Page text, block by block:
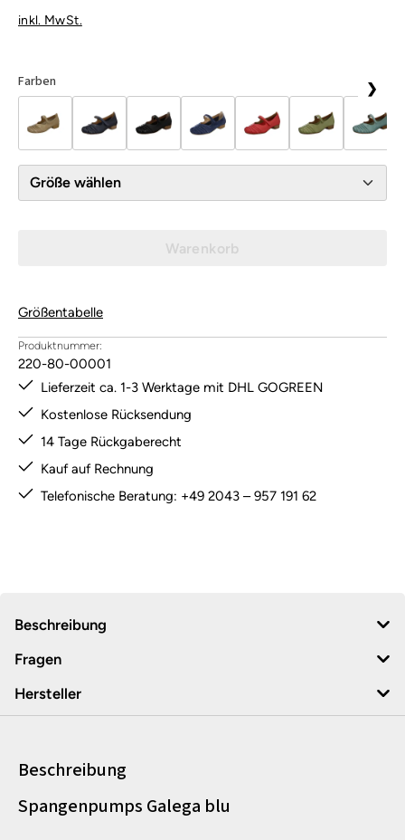
inkl. MwSt.
Farben ❯
Größe wählen
Warenkorb
Größentabelle
Produktnummer:
220-80-00001
Lieferzeit ca. 1-3 Werktage mit DHL GOGREEN
Kostenlose Rücksendung
14 Tage Rückgaberecht
Kauf auf Rechnung
Telefonische Beratung: +49 2043 – 957 191 62
Beschreibung
Fragen
Hersteller
Beschreibung
Produktinformationen
Spangenpumps Galega blu